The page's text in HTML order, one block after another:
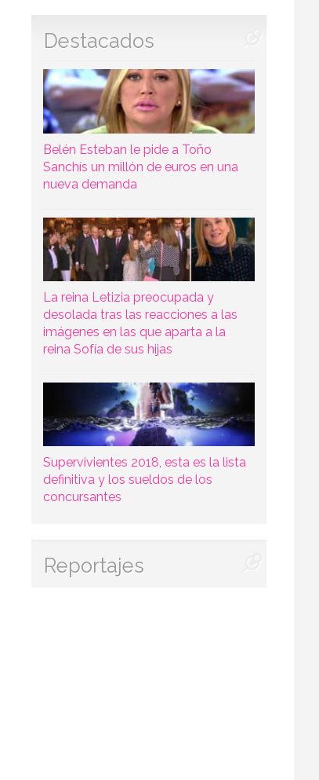
Destacados
Belén Esteban le pide a Toño
Sanchís un millón de euros en una
nueva demanda
La reina Letizia preocupada y
desolada tras las reacciones a las
imágenes en las que aparta a la
reina Sofía de sus hijas
Supervivientes 2018, esta es la lista
definitiva y los sueldos de los
concursantes
Reportajes